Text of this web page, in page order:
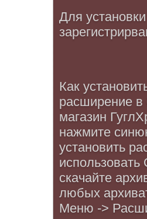
Для
Как
расширение в
магазин
нажмите
установить
скачайте
любых
Меню ->